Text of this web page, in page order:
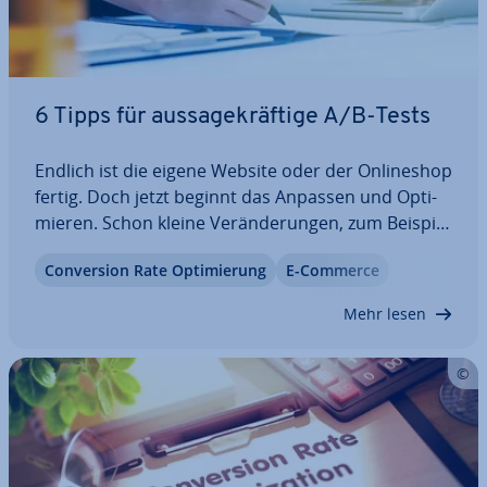
6 Tipps für aus­sa­ge­kräf­ti­ge A/B-Tests
Endlich ist die eigene Website oder der On­line­shop
fertig. Doch jetzt beginnt das Anpassen und Op­ti­
mie­ren. Schon kleine Ver­än­de­run­gen, zum Beispiel
Buttons, können große positive Aus­wir­kun­gen
Con­ver­si­on Rate Op­ti­mie­rung E-Commerce
Mehr lesen